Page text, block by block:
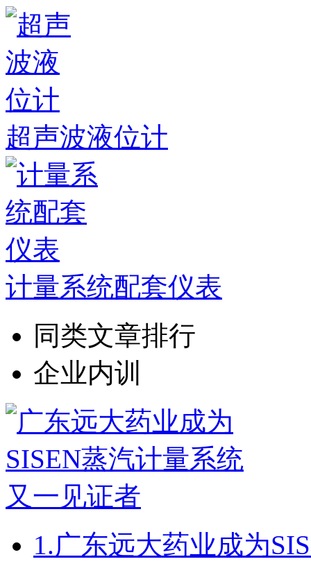
超声波液位计
计量系统配套仪表
同类文章排行
企业内训
1.广东远大药业成为